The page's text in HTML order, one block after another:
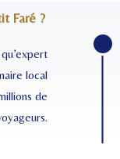
Faré ?
local
de